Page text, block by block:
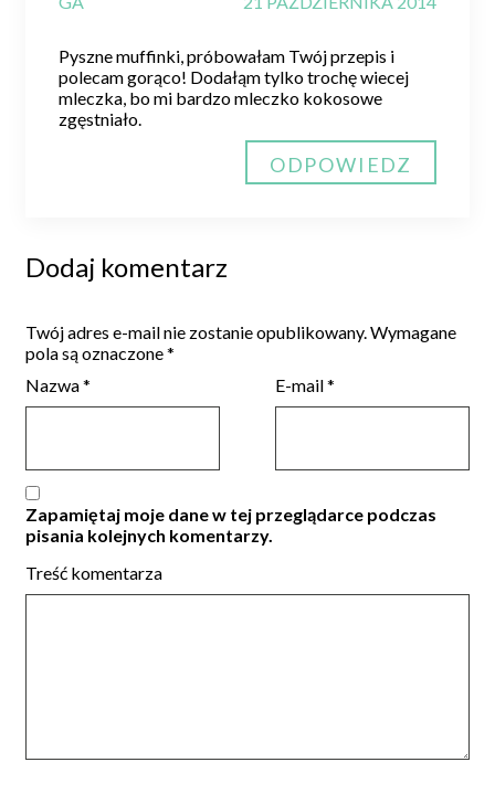
Pyszne muffinki, próbowałam Twój przepis i
polecam gorąco! Dodałąm tylko trochę wiecej
mleczka, bo mi bardzo mleczko kokosowe
zgęstniało.
ODPOWIEDZ
Dodaj komentarz
Twój adres e-mail nie zostanie opublikowany.Wymagane
pola są oznaczone*
Nazwa* E-mail*
Zapamiętaj moje dane w tej przeglądarce podczas
pisania kolejnych komentarzy.
Treść komentarza